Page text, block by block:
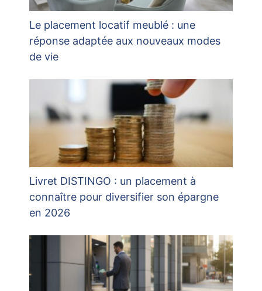
Le placement locatif meublé : une
réponse adaptée aux nouveaux modes
de vie
Livret DISTINGO : un placement à
connaître pour diversifier son épargne
en 2026